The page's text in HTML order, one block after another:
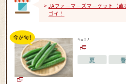
JAファーマーズマーケット（
ゴイ！
キュウリ
夏 春